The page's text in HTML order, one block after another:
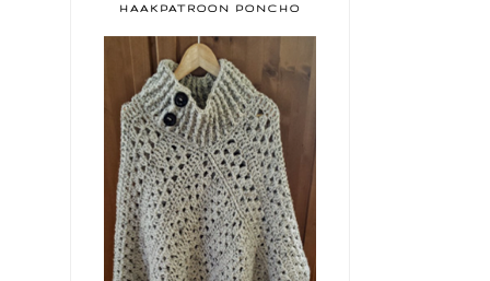
HAAKPATROON PONCHO